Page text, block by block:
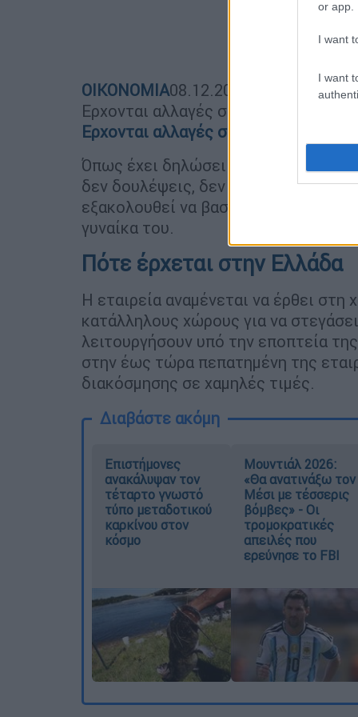
or app.
I want
I want
ΟΙΚΟΝΟΜΙΑ08.12.2019
Ερχονται αλλαγές στα σούπερ
Ερχονται αλλαγές στα σούπερ
Όπως έχει δηλώσει ο ίδιος σε
δεν δουλέψεις, δεν θα φας», ενώ
εξακολουθεί να βασίζεται
γυναίκα του.
Πότε έρχεται στην Ελλάδα
Η εταιρεία αναμένεται να έρθει
κατάλληλους χώρους για να
λειτουργήσουν υπό την εποπτεία
στην έως τώρα πεπατημένη της
διακόσμησης σε χαμηλές τιμές.
Διαβάστε ακόμη
Επιστήμονες
ανακάλυψαν τον
τέταρτο γνωστό
τύπο μεταδοτικού
καρκίνου στον
κόσμο
Μουντιάλ 2026:
«Θα ανατινάξω τον
Μέσι με τέσσερις
βόμβες» - Οι
τρομοκρατικές
απειλές που
ερεύνησε το FBI